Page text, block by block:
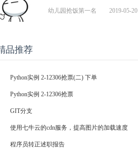
幼儿园抢饭第一名 2019-05-20
品推荐
Python实例 2-12306抢票(二) 下单
Python实例 2-12306抢票
GIT分支
使用七牛云的cdn服务，提高图片的加载速度
程序员转正述职报告